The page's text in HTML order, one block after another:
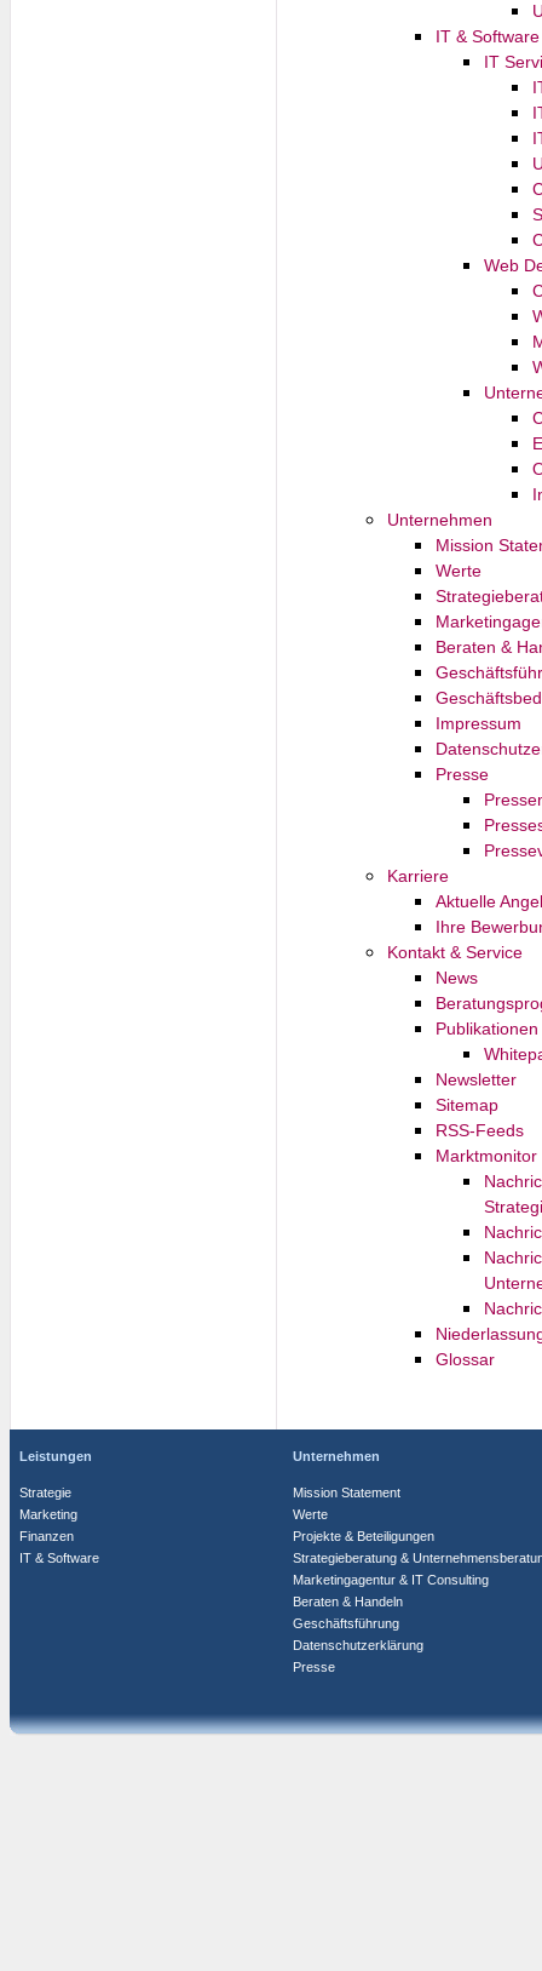
IT & Software
IT
Web
Unternehmen
Mission
Werte
Beraten &
Impressum
Presse
Karriere
Aktuelle
Ihre
Kontakt & Service
News
Publikationen
Newsletter
Sitemap
RSS-Feeds
Marktmonitor
Glossar
Leistungen
Strategie
Marketing
Finanzen
IT & Software
Unternehmen
Mission Statement
Werte
Projekte & Beteiligungen
Strategieberatung &
Marketingagentur & IT Consulting
Beraten & Handeln
Geschäftsführung
Datenschutzerklärung
Presse